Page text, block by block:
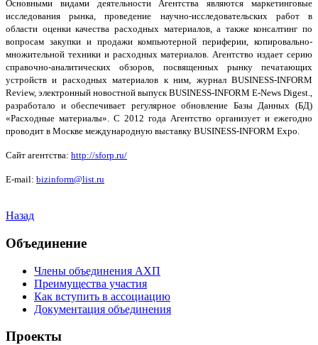
Основными видами деятельности Агентства являются маркетинговые
исследования рынка, проведение научно-исследовательских работ в
области оценки качества расходных материалов, а также консалтинг по
вопросам закупки и продажи компьютерной периферии, копировально-
множительной техники и расходных материалов. Агентство издает серию
справочно-аналитических обзоров, посвященных рынку печатающих
устройств и расходных материалов к ним, журнал BUSINESS-INFORM
Review, электронный новостной выпуск BUSINESS-INFORM E-News Digest.,
разработало и обеспечивает регулярное обновление Базы Данных (БД)
«Расходные материалы». С 2012 года Агентство организует и ежегодно
проводит в Москве международную выставку BUSINESS-INFORM Expo.
Сайт агентства: http://sforp.ru/
E-mail: bizinform@list.ru
Назад
Объединение
Члены объединения АХП
Преимущества участия
Как вступить в ассоциацию
Документация объединения
Проекты